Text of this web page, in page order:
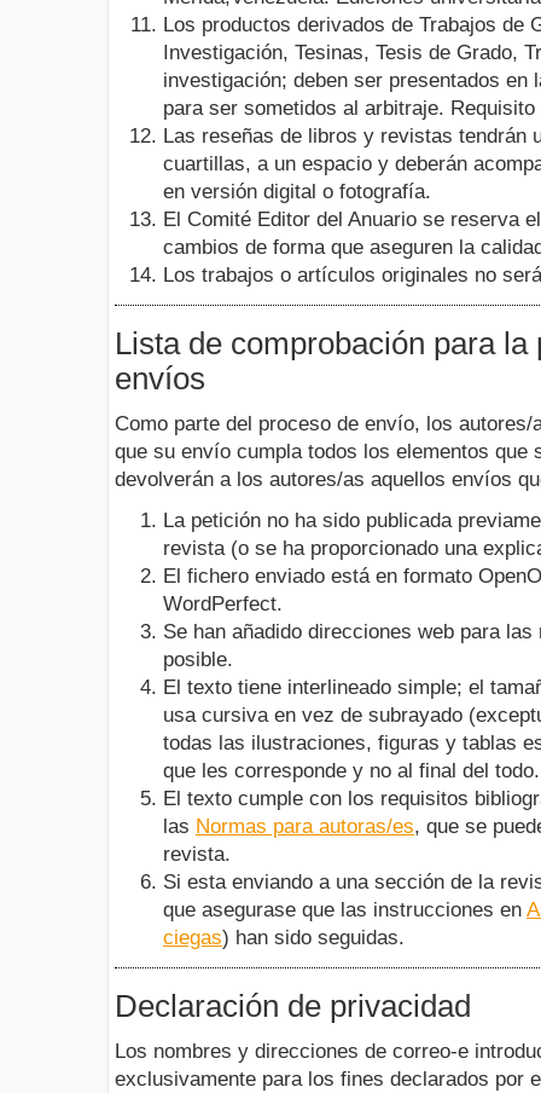
Los productos derivados de Trabajos de
Investigación, Tesinas, Tesis de Grado,
investigación; deben ser presentados
para ser sometidos al arbitraje.
Las reseñas de libros y revistas tendrán
cuartillas, a un espacio y deberán
en versión digital o fotografía.
El Comité Editor del Anuario se reserva
cambios de forma que aseguren la
Los trabajos o artículos originales no
Lista de comprobación para la
envíos
Como parte del proceso de envío, los
que su envío cumpla todos los elementos que
devolverán a los autores/as aquellos envíos
La petición no ha sido publicada
revista (o se ha proporcionado una
El fichero enviado está en formato
WordPerfect.
Se han añadido direcciones web para
posible.
El texto tiene interlineado simple; el
usa cursiva en vez de subrayado
todas las ilustraciones, figuras y tablas
que les corresponde y no al final del todo.
El texto cumple con los requisitos
las Normas para autoras/es, que se
revista.
Si esta enviando a una sección de la
que asegurase que las instrucciones en
ciegas) han sido seguidas.
Declaración de privacidad
Los nombres y direcciones de correo-e
exclusivamente para los fines declarados por